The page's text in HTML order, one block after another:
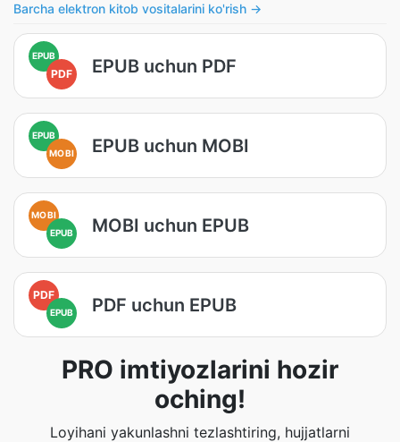
Barcha elektron kitob vositalarini ko'rish →
EPUB
PDF EPUB uchun PDF
EPUB
MOBI
EPUB uchun MOBI
MOBI
EPUB
MOBI uchun EPUB
PDF
EPUB PDF uchun EPUB
PRO imtiyozlarini hozir
oching!
Loyihani yakunlashni tezlashtiring, hujjatlarni